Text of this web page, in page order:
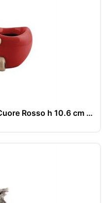
Vasetto Ceramica Orso C/Cuore Rosso h 10.6 cm l 12.8x9.6 cm